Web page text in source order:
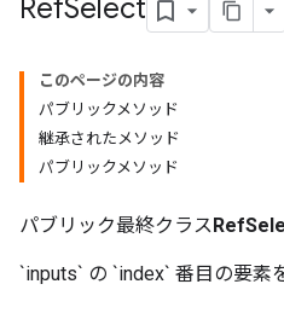
RefSelect
このページの内容
パブリックメソッド
継承されたメソッド
パブリックメソッド
パブリック最終クラス
`inputs` の `index` 番目の要素